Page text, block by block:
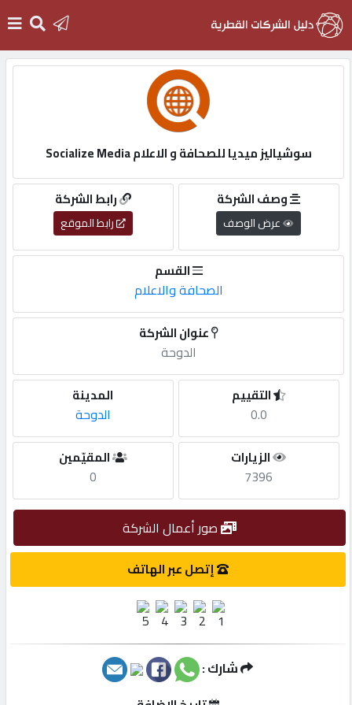
التسجيل
English
أضف
مطلوب
طلب
الاحصائيات
سوشياليز ميديا للصحافة و الاعلام Socialize Media
رابط الشركة
رابط الموقع
وصف الشركة
عرض الوصف
القسم
الصحافة والاعلام
عنوان الشركة
الدوحة
المدينة
الدوحة
التقييم
0.0
المقيّمين
0
الزيارات
7396
صور أعمال الشركة
إتصل عبر الهاتف
شارك :